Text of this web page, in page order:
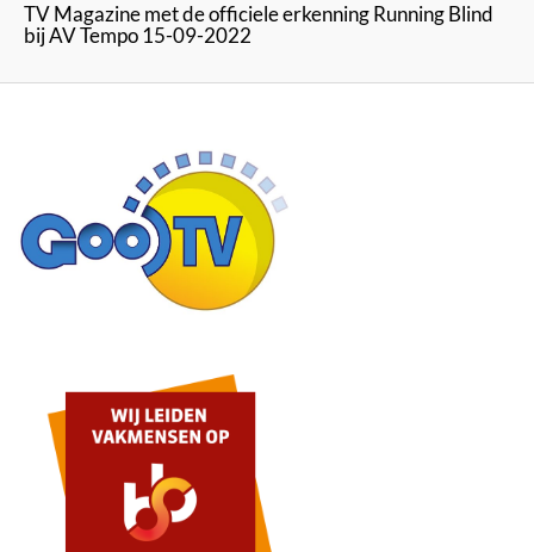
TV Magazine met de officiele erkenning Running Blind
bij AV Tempo 15-09-2022